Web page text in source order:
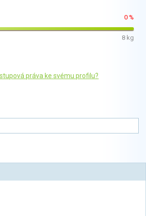
0 %
8 kg
práva ke svému profilu?